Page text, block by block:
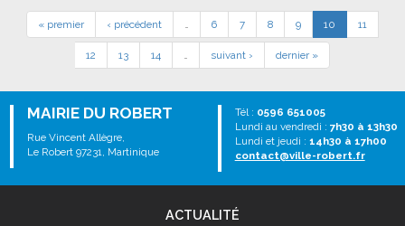
« premier ‹ précédent … 6 7 8 9 10 11
12 13 14 … suivant › dernier »
MAIRIE DU ROBERT
Rue Vincent Allègre,
Le Robert 97231, Martinique
Tél : 0596 651005
Lundi au vendredi : 7h30 à 13h30
Lundi et jeudi : 14h30 à 17h00
contact@ville-robert.fr
ACTUALITÉ